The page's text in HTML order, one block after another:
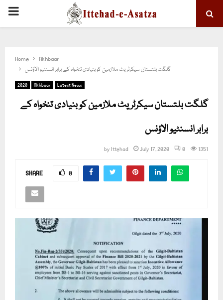
PRIMARY
Home
Akhbaar
گلگت بلتستان سیکرٹریٹ ملازمین کو بنیادی تنخواہ کے برابر انسنٹیو الاؤنس
2020 Akhbaar Latest News
گلگت بلتستان سیکرٹریٹ ملازمین کو بنیادی تنخواہ کے
برابر انسنٹیو الاؤنس
byIttehad July 17, 2020 0 1351
SHARE 0